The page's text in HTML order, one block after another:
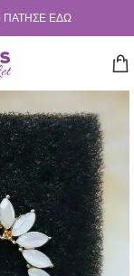
ΠΆΤΗΣΕ ΕΔΏ